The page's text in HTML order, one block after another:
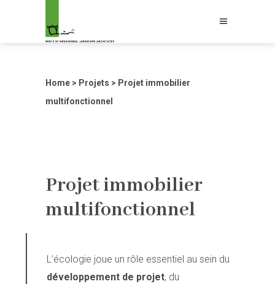
Home > Projets > Projet immobilier
multifonctionnel
Projet immobilier
multifonctionnel
L’écologie joue un rôle essentiel au sein du
développement de projet, du